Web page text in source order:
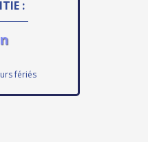
:
fériés